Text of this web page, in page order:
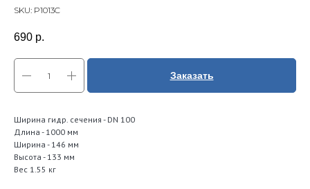
SKU: P1013C
690 р.
Заказать
Ширина гидр. сечения - DN 100
Длина - 1000 мм
Ширина - 146 мм
Высота - 133 мм
Вес 1.55 кг